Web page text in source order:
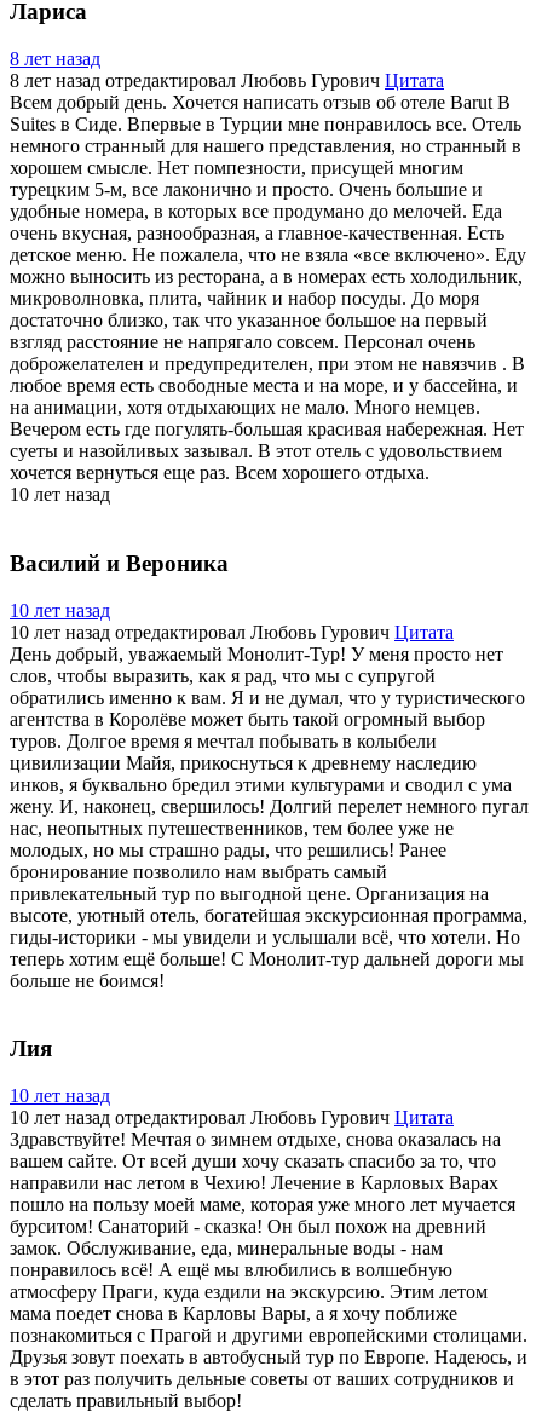
Лариса
8 лет назад
8 лет назад отредактировал Любовь Гурович Цитата
Всем добрый день. Хочется написать отзыв об отеле Barut B
Suites в Сиде. Впервые в Турции мне понравилось все. Отель
немного странный для нашего представления, но странный в
хорошем смысле. Нет помпезности, присущей многим
турецким 5-м, все лаконично и просто. Очень большие и
удобные номера, в которых все продумано до мелочей. Еда
очень вкусная, разнообразная, а главное-качественная. Есть
детское меню. Не пожалела, что не взяла «все включено». Еду
можно выносить из ресторана, а в номерах есть холодильник,
микроволновка, плита, чайник и набор посуды. До моря
достаточно близко, так что указанное большое на первый
взгляд расстояние не напрягало совсем. Персонал очень
доброжелателен и предупредителен, при этом не навязчив . В
любое время есть свободные места и на море, и у бассейна, и
на анимации, хотя отдыхающих не мало. Много немцев.
Вечером есть где погулять-большая красивая набережная. Нет
суеты и назойливых зазывал. В этот отель с удовольствием
хочется вернуться еще раз. Всем хорошего отдыха.
10 лет назад
Василий и Вероника
10 лет назад
10 лет назад отредактировал Любовь Гурович Цитата
День добрый, уважаемый Монолит-Тур! У меня просто нет
слов, чтобы выразить, как я рад, что мы с супругой
обратились именно к вам. Я и не думал, что у туристического
агентства в Королёве может быть такой огромный выбор
туров. Долгое время я мечтал побывать в колыбели
цивилизации Майя, прикоснуться к древнему наследию
инков, я буквально бредил этими культурами и сводил с ума
жену. И, наконец, свершилось! Долгий перелет немного пугал
нас, неопытных путешественников, тем более уже не
молодых, но мы страшно рады, что решились! Ранее
бронирование позволило нам выбрать самый
привлекательный тур по выгодной цене. Организация на
высоте, уютный отель, богатейшая экскурсионная программа,
гиды-историки - мы увидели и услышали всё, что хотели. Но
теперь хотим ещё больше! С Монолит-тур дальней дороги мы
больше не боимся!
Лия
10 лет назад
10 лет назад отредактировал Любовь Гурович Цитата
Здравствуйте! Мечтая о зимнем отдыхе, снова оказалась на
вашем сайте. От всей души хочу сказать спасибо за то, что
направили нас летом в Чехию! Лечение в Карловых Варах
пошло на пользу моей маме, которая уже много лет мучается
бурситом! Санаторий - сказка! Он был похож на древний
замок. Обслуживание, еда, минеральные воды - нам
понравилось всё! А ещё мы влюбились в волшебную
атмосферу Праги, куда ездили на экскурсию. Этим летом
мама поедет снова в Карловы Вары, а я хочу поближе
познакомиться с Прагой и другими европейскими столицами.
Друзья зовут поехать в автобусный тур по Европе. Надеюсь, и
в этот раз получить дельные советы от ваших сотрудников и
сделать правильный выбор!